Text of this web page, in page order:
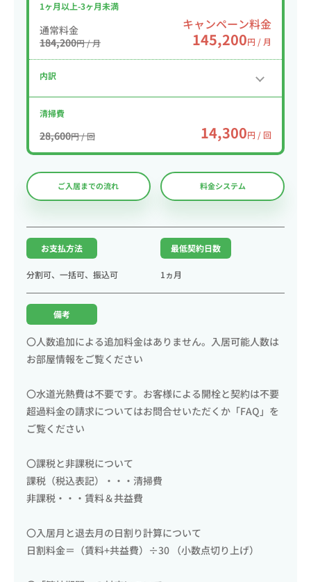
1ヶ月以上-3ヶ月未満
通常料金
184,200円 / 月
キャンペーン料金
145,200円 / 月
内訳
清掃費
28,600円 / 回 14,300円 / 回
ご入居までの流れ 料金システム
お支払方法
分割可、一括可、振込可
最低契約日数
1ヵ月
備考
〇人数追加による追加料金はありません。入居可能人数は
お部屋情報をご覧ください
〇水道光熱費は不要です。お客様による開栓と契約は不要
超過料金の請求についてはお問合せいただくか「FAQ」を
ご覧ください
〇課税と非課税について
課税（税込表記）・・・清掃費
非課税・・・賃料＆共益費
〇入居月と退去月の日割り計算について
日割料金＝（賃料+共益費）÷30 （小数点切り上げ）